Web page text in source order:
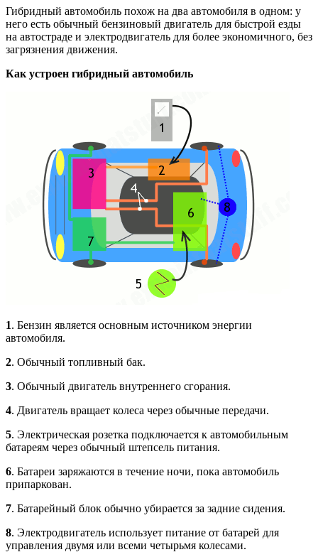
Гибридный автомобиль похож на два автомобиля в одном: у
него есть обычный бензиновый двигатель для быстрой езды
на автостраде и электродвигатель для более экономичного, без
загрязнения движения.
Как устроен гибридный автомобиль
1. Бензин является основным источником энергии
автомобиля.
2. Обычный топливный бак.
3. Обычный двигатель внутреннего сгорания.
4. Двигатель вращает колеса через обычные передачи.
5. Электрическая розетка подключается к автомобильным
батареям через обычный штепсель питания.
6. Батареи заряжаются в течение ночи, пока автомобиль
припаркован.
7. Батарейный блок обычно убирается за задние сидения.
8. Электродвигатель использует питание от батарей для
управления двумя или всеми четырьмя колесами.